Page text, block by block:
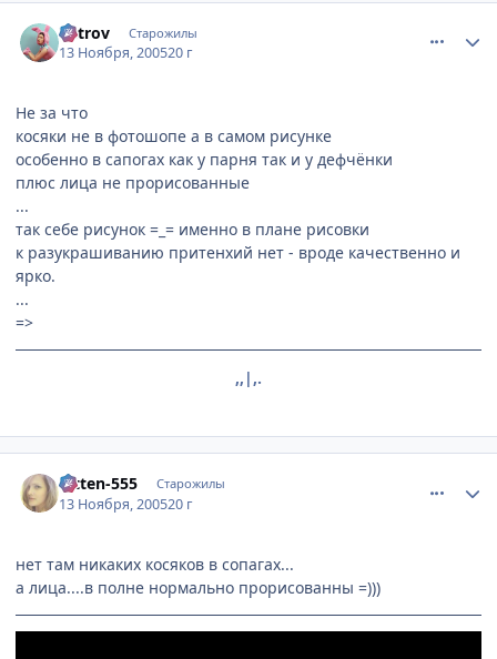
Vetrov Старожилы
13 Ноября, 200520 г
Не за что
косяки не в фотошопе а в самом рисунке
особенно в сапогах как у парня так и у дефчёнки
плюс лица не прорисованные
...
так себе рисунок =_= именно в плане рисовки
к разукрашиванию притенхий нет - вроде качественно и
ярко.
...
=>
,,|,.
Kitten-555 Старожилы
13 Ноября, 200520 г
нет там никаких косяков в сопагах...
а лица....в полне нормально прорисованны =)))